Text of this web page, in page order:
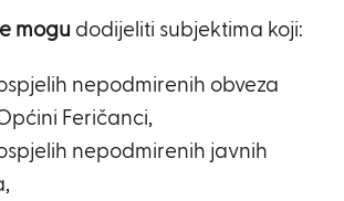
mogu dodijeliti subjektima koji:
nepodmirenih obveza
Feričanci,
nepodmirenih javnih